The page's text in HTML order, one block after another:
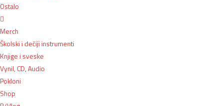
Ostalo
Merch
Školski i dečiji instrumenti
Knjige i sveske
Vynil, CD, Audio
Pokloni
Shop